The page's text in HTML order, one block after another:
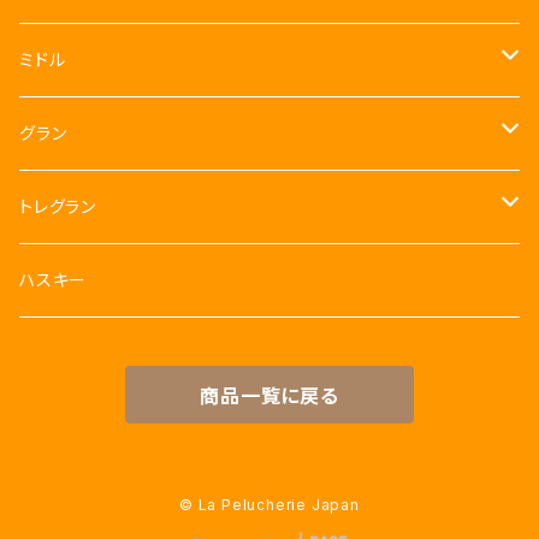
ホワイト
マリーヌ
ネコ
ホワイト
犬
ベージュ
シャー・ペイ
ハリネズミ
ネズミ
犬
シャー・ペイ
ベージュ
ハリネズミ
クマ
クリーム
ゾウ
ミドル
犬
ベージュ
シャー・ペイ
クマ
クリーム
ゾウ
グラン
クマ
クリーム
トレグラン
クマ
ミエル (はちみつ)
ハスキー
商品一覧に戻る
© La Pelucherie Japan